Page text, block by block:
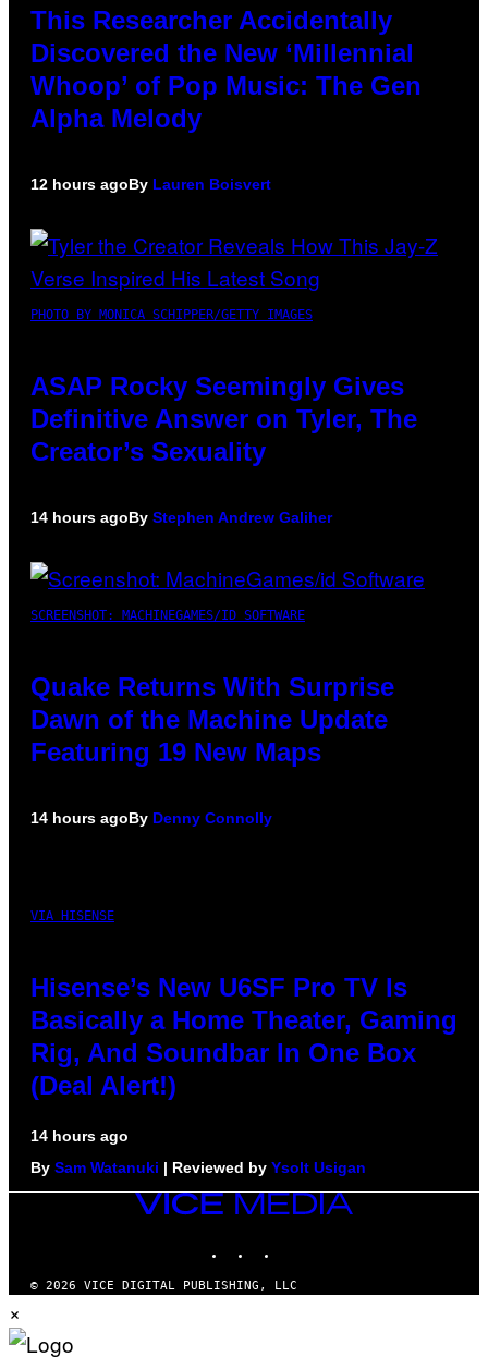
This Researcher Accidentally
Discovered the New ‘Millennial
Whoop’ of Pop Music: The Gen
Alpha Melody
12 hours agoBy Lauren Boisvert
PHOTO BY MONICA SCHIPPER/GETTY IMAGES
ASAP Rocky Seemingly Gives
Definitive Answer on Tyler, The
Creator’s Sexuality
14 hours agoBy Stephen Andrew Galiher
SCREENSHOT: MACHINEGAMES/ID SOFTWARE
Quake Returns With Surprise
Dawn of the Machine Update
Featuring 19 New Maps
14 hours agoBy Denny Connolly
VIA HISENSE
Hisense’s New U6SF Pro TV Is
Basically a Home Theater, Gaming
Rig, And Soundbar In One Box
(Deal Alert!)
14 hours ago
By Sam Watanuki | Reviewed by Ysolt Usigan
VICE
MEDIA
© 2026 VICE DIGITAL PUBLISHING, LLC
×